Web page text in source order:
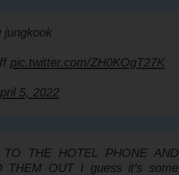
jungkook
pic.twitter.com/ZH0KOgT27K
5, 2022
TO THE HOTEL PHONE AND
THEM OUT I guess it’s some